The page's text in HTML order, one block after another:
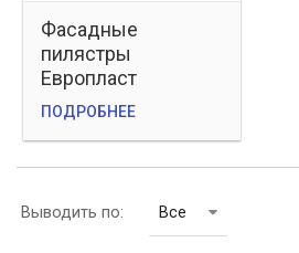
Фасадные
пилястры
Европласт
ПОДРОБНЕЕ
Выводить по: Все